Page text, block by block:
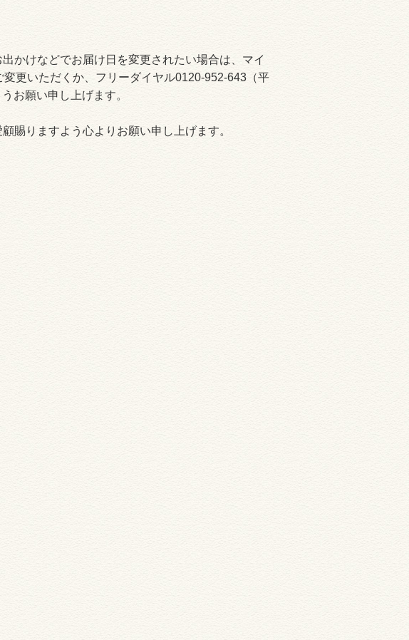
かけなどでお届け日を変更されたい場合は、マイ
更いただくか、フリーダイヤル0120-952-643（平
お願い申し上げます。
賜りますよう心よりお願い申し上げます。